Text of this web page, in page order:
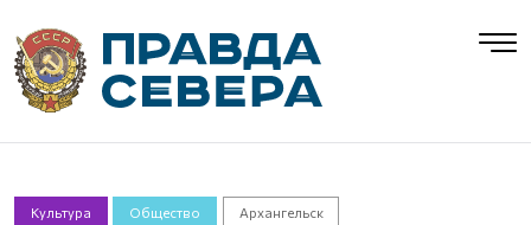
Культура Общество Архангельск